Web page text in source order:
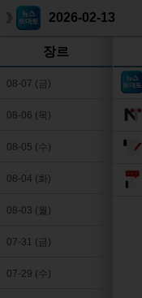
2026-02-13
장르
08-07 (금)
08-06 (목)
08-05 (수)
08-04 (화)
08-03 (월)
07-31 (금)
07-29 (수)